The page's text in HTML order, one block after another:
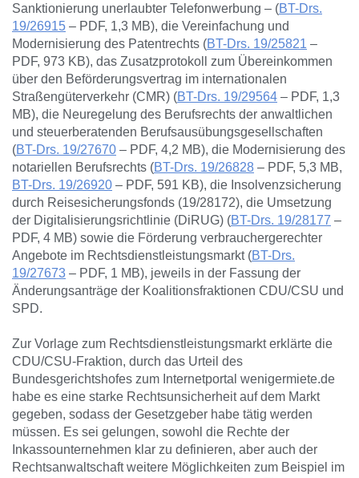
Sanktionierung unerlaubter Telefonwerbung – (BT-Drs.
19/26915 – PDF, 1,3 MB), die Vereinfachung und
Modernisierung des Patentrechts (BT-Drs. 19/25821 –
PDF, 973 KB), das Zusatzprotokoll zum Übereinkommen
über den Beförderungsvertrag im internationalen
Straßengüterverkehr (CMR) (BT-Drs. 19/29564 – PDF, 1,3
MB), die Neuregelung des Berufsrechts der anwaltlichen
und steuerberatenden Berufsausübungsgesellschaften
(BT-Drs. 19/27670 – PDF, 4,2 MB), die Modernisierung des
notariellen Berufsrechts (BT-Drs. 19/26828 – PDF, 5,3 MB,
BT-Drs. 19/26920 – PDF, 591 KB), die Insolvenzsicherung
durch Reisesicherungsfonds (19/28172), die Umsetzung
der Digitalisierungsrichtlinie (DiRUG) (BT-Drs. 19/28177 –
PDF, 4 MB) sowie die Förderung verbrauchergerechter
Angebote im Rechtsdienstleistungsmarkt (BT-Drs.
19/27673 – PDF, 1 MB), jeweils in der Fassung der
Änderungsanträge der Koalitionsfraktionen CDU/CSU und
SPD.
Zur Vorlage zum Rechtsdienstleistungsmarkt erklärte die
CDU/CSU-Fraktion, durch das Urteil des
Bundesgerichtshofes zum Internetportal wenigermiete.de
habe es eine starke Rechtsunsicherheit auf dem Markt
gegeben, sodass der Gesetzgeber habe tätig werden
müssen. Es sei gelungen, sowohl die Rechte der
Inkassounternehmen klar zu definieren, aber auch der
Rechtsanwaltschaft weitere Möglichkeiten zum Beispiel im